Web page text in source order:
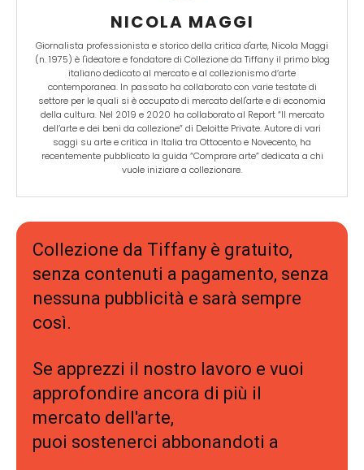
NICOLA MAGGI
Giornalista professionista e storico della critica d'arte, Nicola Maggi
(n. 1975) è l'ideatore e fondatore di Collezione da Tiffany il primo blog
italiano dedicato al mercato e al collezionismo d’arte
contemporanea. In passato ha collaborato con varie testate di
settore per le quali si è occupato di mercato dell'arte e di economia
della cultura. Nel 2019 e 2020 ha collaborato al Report “Il mercato
dell’arte e dei beni da collezione” di Deloitte Private. Autore di vari
saggi su arte e critica in Italia tra Ottocento e Novecento, ha
recentemente pubblicato la guida “Comprare arte” dedicata a chi
vuole iniziare a collezionare.
Collezione da Tiffany è gratuito,
senza contenuti a pagamento, senza
nessuna pubblicità e sarà sempre
così.
Se apprezzi il nostro lavoro e vuoi
approfondire ancora di più il
mercato dell'arte,
puoi sostenerci abbonandoti a